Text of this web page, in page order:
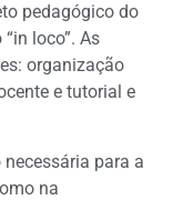
pedagógico do
loco”. As
organização
e tutorial e
para a
na